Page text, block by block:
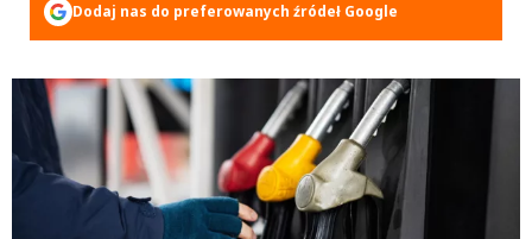
Dodaj nas do preferowanych źródeł Google